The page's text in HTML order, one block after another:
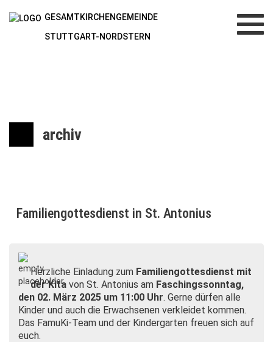
GESAMTKIRCHENGEMEINDE
STUTTGART-NORDSTERN
archiv
Familiengottesdienst in St. Antonius
Herzliche Einladung zum Familiengottesdienst mit
der Kita von St. Antonius am Faschingssonntag,
den 02. März 2025 um 11:00 Uhr. Gerne dürfen alle
Kinder und auch die Erwachsenen verkleidet kommen.
Das FamuKi-Team und der Kindergarten freuen sich auf
euch.